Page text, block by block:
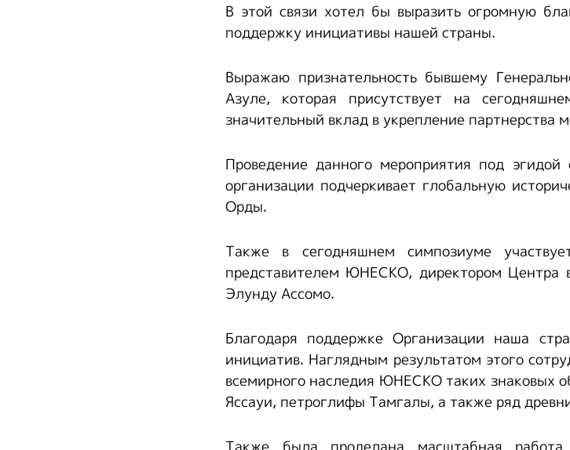
В этой связи хотел бы выразить огромную
поддержку инициативы нашей страны.
Выражаю признательность бывшему
Азуле, которая присутствует на
значительный вклад в укрепление
Проведение данного мероприятия под эгидой
организации подчеркивает глобальную
Орды.
Также в сегодняшнем симпозиуме
представителем ЮНЕСКО, директором Центра
Элунду Ассомо.
Благодаря поддержке Организации наша
инициатив. Наглядным результатом этого
всемирного наследия ЮНЕСКО таких знаковых
Яссауи, петроглифы Тамгалы, а также ряд